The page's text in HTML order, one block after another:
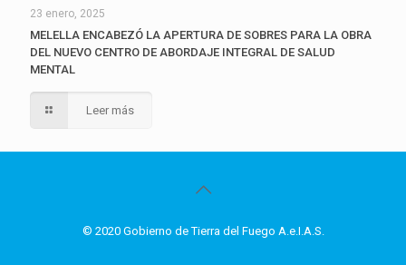
23 enero, 2025
MELELLA ENCABEZÓ LA APERTURA DE SOBRES PARA LA OBRA
DEL NUEVO CENTRO DE ABORDAJE INTEGRAL DE SALUD
MENTAL
Leer más
© 2020 Gobierno de Tierra del Fuego A.e.I.A.S.